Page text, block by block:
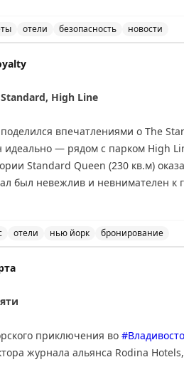
открытым: как найти
отели безопасность новости
High Line
впечатлениями о The
— рядом с парком High
Standard Queen (230 кв.м)
был невежлив и невнимателен к
и переосмыслении подхода к
Original
отели нью йорк бронирование
приключения во
журнала альянса Rodina